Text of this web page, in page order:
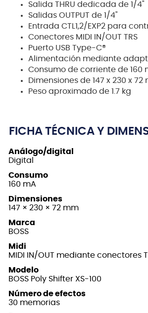
Salida THRU dedicada de 1/4"
Salidas OUTPUT de 1/4"
Entrada CTL1,2/EXP2 para
Conectores MIDI IN/OUT TRS
Puerto USB Type-C®
Alimentación mediante
Consumo de corriente de 160
Dimensiones de 147 x 230 x 72
Peso aproximado de 1.7 kg
FICHA TÉCNICA Y
Análogo/digital
Digital
Consumo
160 mA
Dimensiones
147 × 230 × 72 mm
Marca
BOSS
Midi
MIDI IN/OUT mediante conectores
Modelo
BOSS Poly Shifter XS-100
Número de efectos
30 memorias